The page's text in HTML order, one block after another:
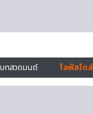
บทสวดมนต์ ไลฟ์สไตล์